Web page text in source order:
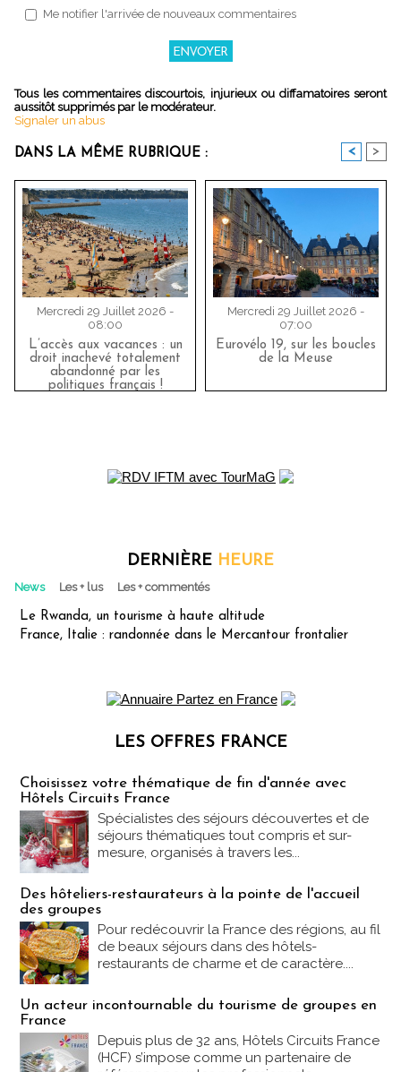
Me notifier l'arrivée de nouveaux commentaires
Tous les commentaires discourtois, injurieux ou diffamatoires seront
aussitôt supprimés par le modérateur.
Signaler un abus
DANS LA MÊME RUBRIQUE : < >
Mercredi 29 Juillet 2026 -
08:00
L’accès aux vacances : un
droit inachevé totalement
abandonné par les
politiques français !
Mercredi 29 Juillet 2026 -
07:00
Eurovélo 19, sur les boucles
de la Meuse
DERNIÈRE HEURE
News Les + lus Les + commentés
Le Rwanda, un tourisme à haute altitude
France, Italie : randonnée dans le Mercantour frontalier
LES OFFRES FRANCE
Choisissez votre thématique de fin d'année avec
Hôtels Circuits France
Spécialistes des séjours découvertes et de
séjours thématiques tout compris et sur-
mesure, organisés à travers les...
Des hôteliers-restaurateurs à la pointe de l'accueil
des groupes
Pour redécouvrir la France des régions, au fil
de beaux séjours dans des hôtels-
restaurants de charme et de caractère....
Un acteur incontournable du tourisme de groupes en
France
Depuis plus de 32 ans, Hôtels Circuits France
(HCF) s’impose comme un partenaire de